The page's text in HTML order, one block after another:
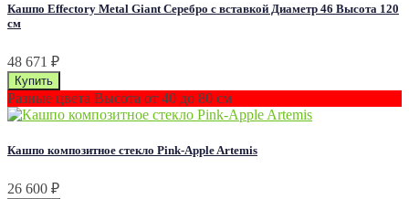
Кашпо Effectory Metal Giant Серебро с вставкой Диаметр 46 Высота 120
см
48 671 ₽
Разные цвета Высота от 40 до 80 см
Кашпо композитное стекло Pink-Apple Artemis
26 600 ₽